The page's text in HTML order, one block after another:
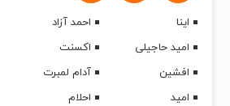
اینا
احمد آزاد
امید حاجیلی
اکسنت
افشین
آدام لمبرت
امید
احلام